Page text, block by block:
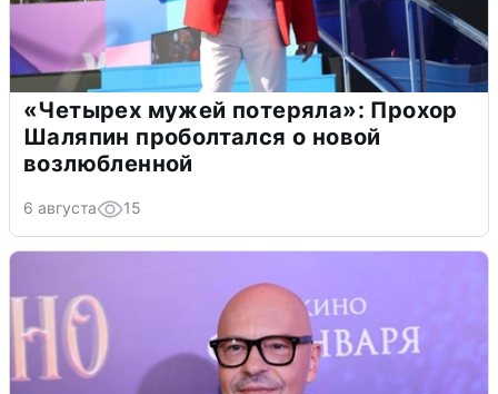
«Четырех мужей потеряла»: Прохор
Шаляпин проболтался о новой
возлюбленной
6 августа 15